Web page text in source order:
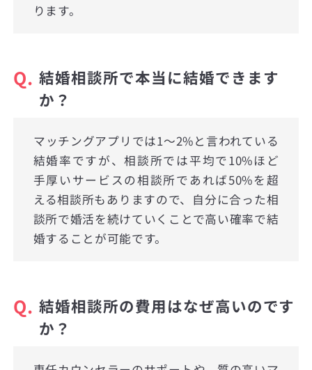
ります。
Q. 結婚相談所で本当に結婚できます
か？
マッチングアプリでは1〜2%と言われている
結婚率ですが、相談所では平均で10%ほど
手厚いサービスの相談所であれば50%を超
える相談所もありますので、自分に合った相
談所で婚活を続けていくことで高い確率で結
婚することが可能です。
Q. 結婚相談所の費用はなぜ高いのです
か？